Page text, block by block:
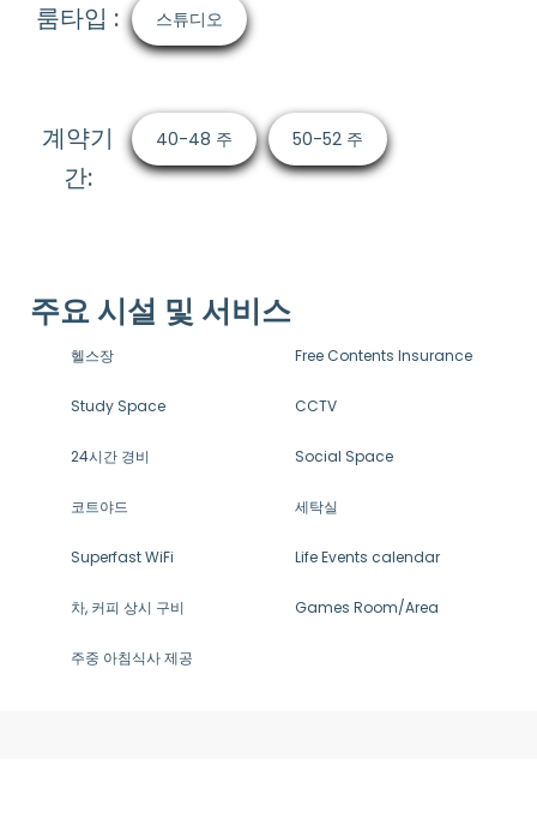
룸타입 : 스튜디오
계약기
간:
40-48 주 50-52 주
주요 시설 및 서비스
헬스장 Free Contents Insurance
Study Space CCTV
24시간 경비 Social Space
코트야드 세탁실
Superfast WiFi Life Events calendar
차, 커피 상시 구비 Games Room/Area
주중 아침식사 제공